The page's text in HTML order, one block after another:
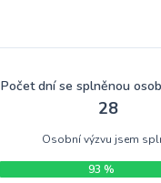
Počet dní se splněnou
28
Osobní výzvu jsem
93 %